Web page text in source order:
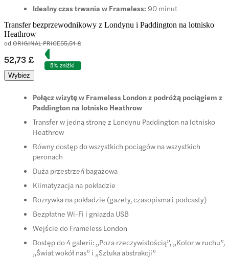
Idealny czas trwania w Frameless: 90 minut
Transfer bezprzewodnikowy z Londynu i Paddington na lotnisko
Heathrow
od ORIGINAL PRICE55,51 £
52,73 £
5% zniżki
Wybiez
Połącz wizytę w Frameless London z podróżą pociągiem z
Paddington na lotnisko Heathrow
Transfer w jedną stronę z Londynu Paddington na lotnisko
Heathrow
Równy dostęp do wszystkich pociągów na wszystkich
peronach
Duża przestrzeń bagażowa
Klimatyzacja na pokładzie
Rozrywka na pokładzie (gazety, czasopisma i podcasty)
Bezpłatne Wi-Fi i gniazda USB
Wejście do Frameless London
Dostęp do 4 galerii: „Poza rzeczywistością”, „Kolor w ruchu”,
„Świat wokół nas” i „Sztuka abstrakcji”